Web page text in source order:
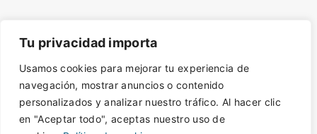
Tu privacidad importa
Usamos cookies para mejorar tu experiencia de
navegación, mostrar anuncios o contenido
personalizados y analizar nuestro tráfico. Al hacer clic
en "Aceptar todo", aceptas nuestro uso de
© Desde 2014 - Derechos de autor protegidos con
SafeCreative.